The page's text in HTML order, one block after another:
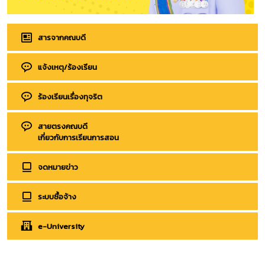
สารจากคณบดี
แจ้งเหตุ/ร้องเรียน
ร้องเรียนเรื่องทุจริต
สายตรงคณบดี
เกี่ยวกับการเรียนการสอน
จดหมายข่าว
ระบบซื้อจ้าง
e-University